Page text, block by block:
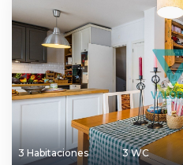
3 Habitaciones 3 WC